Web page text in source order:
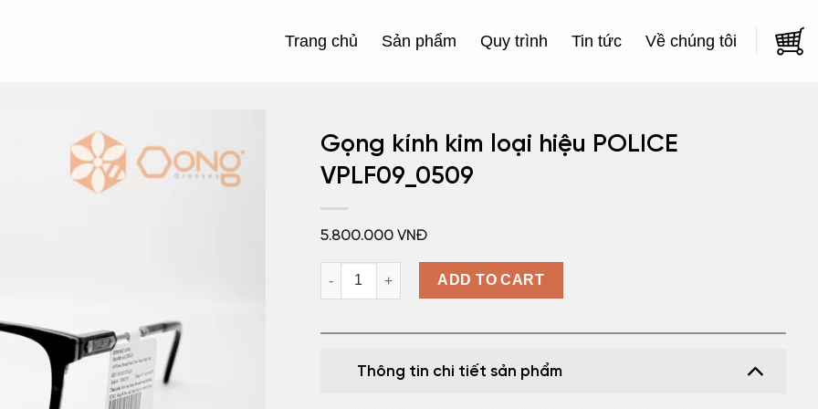
Trang chủ Sản phẩm Quy trình Tin tức Về chúng tôi
Gọng kính kim loại hiệu POLICE
VPLF09_0509
5.800.000 VNĐ
Gọng kính kim loại hiệu POLICE VPLF09_0509 quantity
ADD TO CART
Thông tin chi tiết sản phẩm